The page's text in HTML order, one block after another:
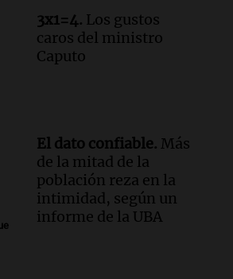
que haber una
el reclamo del Kennel
criaderos de perros
economía estadounidense
sus aranceles
3x1=4. Los gustos
caros del ministro
Caputo
El dato confiable. Más
de la mitad de la
población reza en la
intimidad, según un
informe de la UBA